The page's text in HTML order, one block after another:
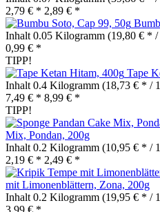
2,79 € * 2,89 € *
Inhalt 0.05 Kilogramm (19,80 € *
0,99 € *
TIPP!
Tape
Inhalt 0.4 Kilogramm (18,73 € * /
7,49 € * 8,99 € *
TIPP!
Mix, Pondan, 200g
Inhalt 0.2 Kilogramm (10,95 € * /
2,19 € * 2,49 € *
mit Limonenblättern, Zona, 200g
Inhalt 0.2 Kilogramm (19,95 € * /
3,99 € *